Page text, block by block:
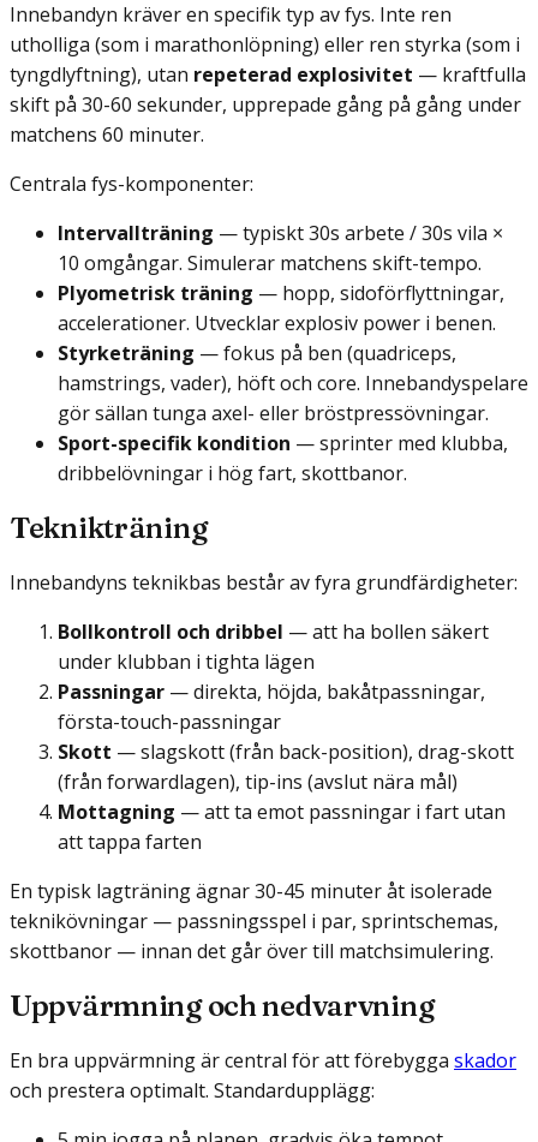
Innebandyn kräver en specifik typ av fys. Inte ren
utholliga (som i marathonlöpning) eller ren styrka (som i
tyngdlyftning), utan repeterad explosivitet — kraftfulla
skift på 30-60 sekunder, upprepade gång på gång under
matchens 60 minuter.
Centrala fys-komponenter:
Intervallträning — typiskt 30s arbete / 30s vila ×
10 omgångar. Simulerar matchens skift-tempo.
Plyometrisk träning — hopp, sidoförflyttningar,
accelerationer. Utvecklar explosiv power i benen.
Styrketräning — fokus på ben (quadriceps,
hamstrings, vader), höft och core. Innebandyspelare
gör sällan tunga axel- eller bröstpressövningar.
Sport-specifik kondition — sprinter med klubba,
dribbelövningar i hög fart, skottbanor.
Teknikträning
Innebandyns teknikbas består av fyra grundfärdigheter:
Bollkontroll och dribbel — att ha bollen säkert
under klubban i tighta lägen
Passningar — direkta, höjda, bakåtpassningar,
första-touch-passningar
Skott — slagskott (från back-position), drag-skott
(från forwardlagen), tip-ins (avslut nära mål)
Mottagning — att ta emot passningar i fart utan
att tappa farten
En typisk lagträning ägnar 30-45 minuter åt isolerade
teknikövningar — passningsspel i par, sprintschemas,
skottbanor — innan det går över till matchsimulering.
Uppvärmning och nedvarvning
En bra uppvärmning är central för att förebygga skador
och prestera optimalt. Standardupplägg: